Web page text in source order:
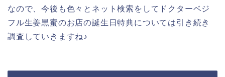
なので、今後も色々とネット検索をしてドクターベジ
フル生姜黒蜜のお店の誕生日特典については引き続き
調査していきますね♪